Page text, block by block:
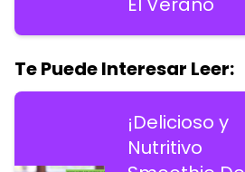
Te Puede Interesar Leer:
¡Delicioso y
Nutritivo